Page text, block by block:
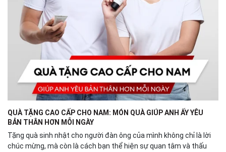
QUÀ TẶNG CAO CẤP CHO NAM: MÓN QUÀ GIÚP ANH ẤY YÊU
BẢN THÂN HƠN MỖI NGÀY
Tặng quà sinh nhật cho người đàn ông của mình không chỉ là lời
chúc mừng, mà còn là cách bạn thể hiện sự quan tâm và thấu